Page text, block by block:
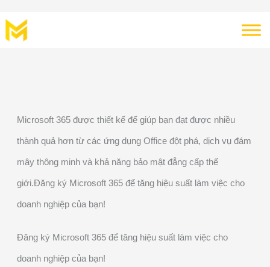
Nhảy
Microsoft 365 được thiết kế để giúp bạn đạt được nhiều
thành quả hơn từ các ứng dụng Office đột phá, dịch vụ đám
mây thông minh và khả năng bảo mật đẳng cấp thế
giới.Đăng ký Microsoft 365 để tăng hiệu suất làm việc cho
doanh nghiệp của bạn!
Đăng ký Microsoft 365 để tăng hiệu suất làm việc cho
doanh nghiệp của bạn!